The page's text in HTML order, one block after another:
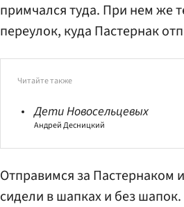
примчался туда. При нем же
переулок, куда Пастернак
Читайте также
Дети Новосельцевых
Андрей Десницкий
Отправимся за Пастернаком
сидели в шапках и без